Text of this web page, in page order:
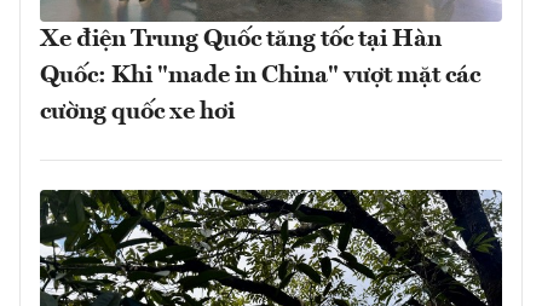
Xe điện Trung Quốc tăng tốc tại Hàn
Quốc: Khi "made in China" vượt mặt các
cường quốc xe hơi